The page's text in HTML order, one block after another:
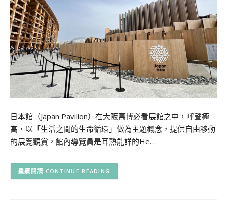
日本館（Japan Pavilion）在大阪萬博必看展館之中，呼聲極
高，以「生活之間的生命循環」做為主題概念，提供自由移動
的展覽觀賞，館內導覽員是耳熟能詳的He…
CONTINUE READING